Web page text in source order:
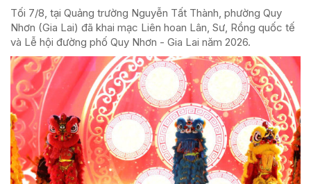
Tối 7/8, tại Quảng trường Nguyễn Tất Thành, phường Quy
Nhơn (Gia Lai) đã khai mạc Liên hoan Lân, Sư, Rồng quốc tế
và Lễ hội đường phố Quy Nhơn - Gia Lai năm 2026.